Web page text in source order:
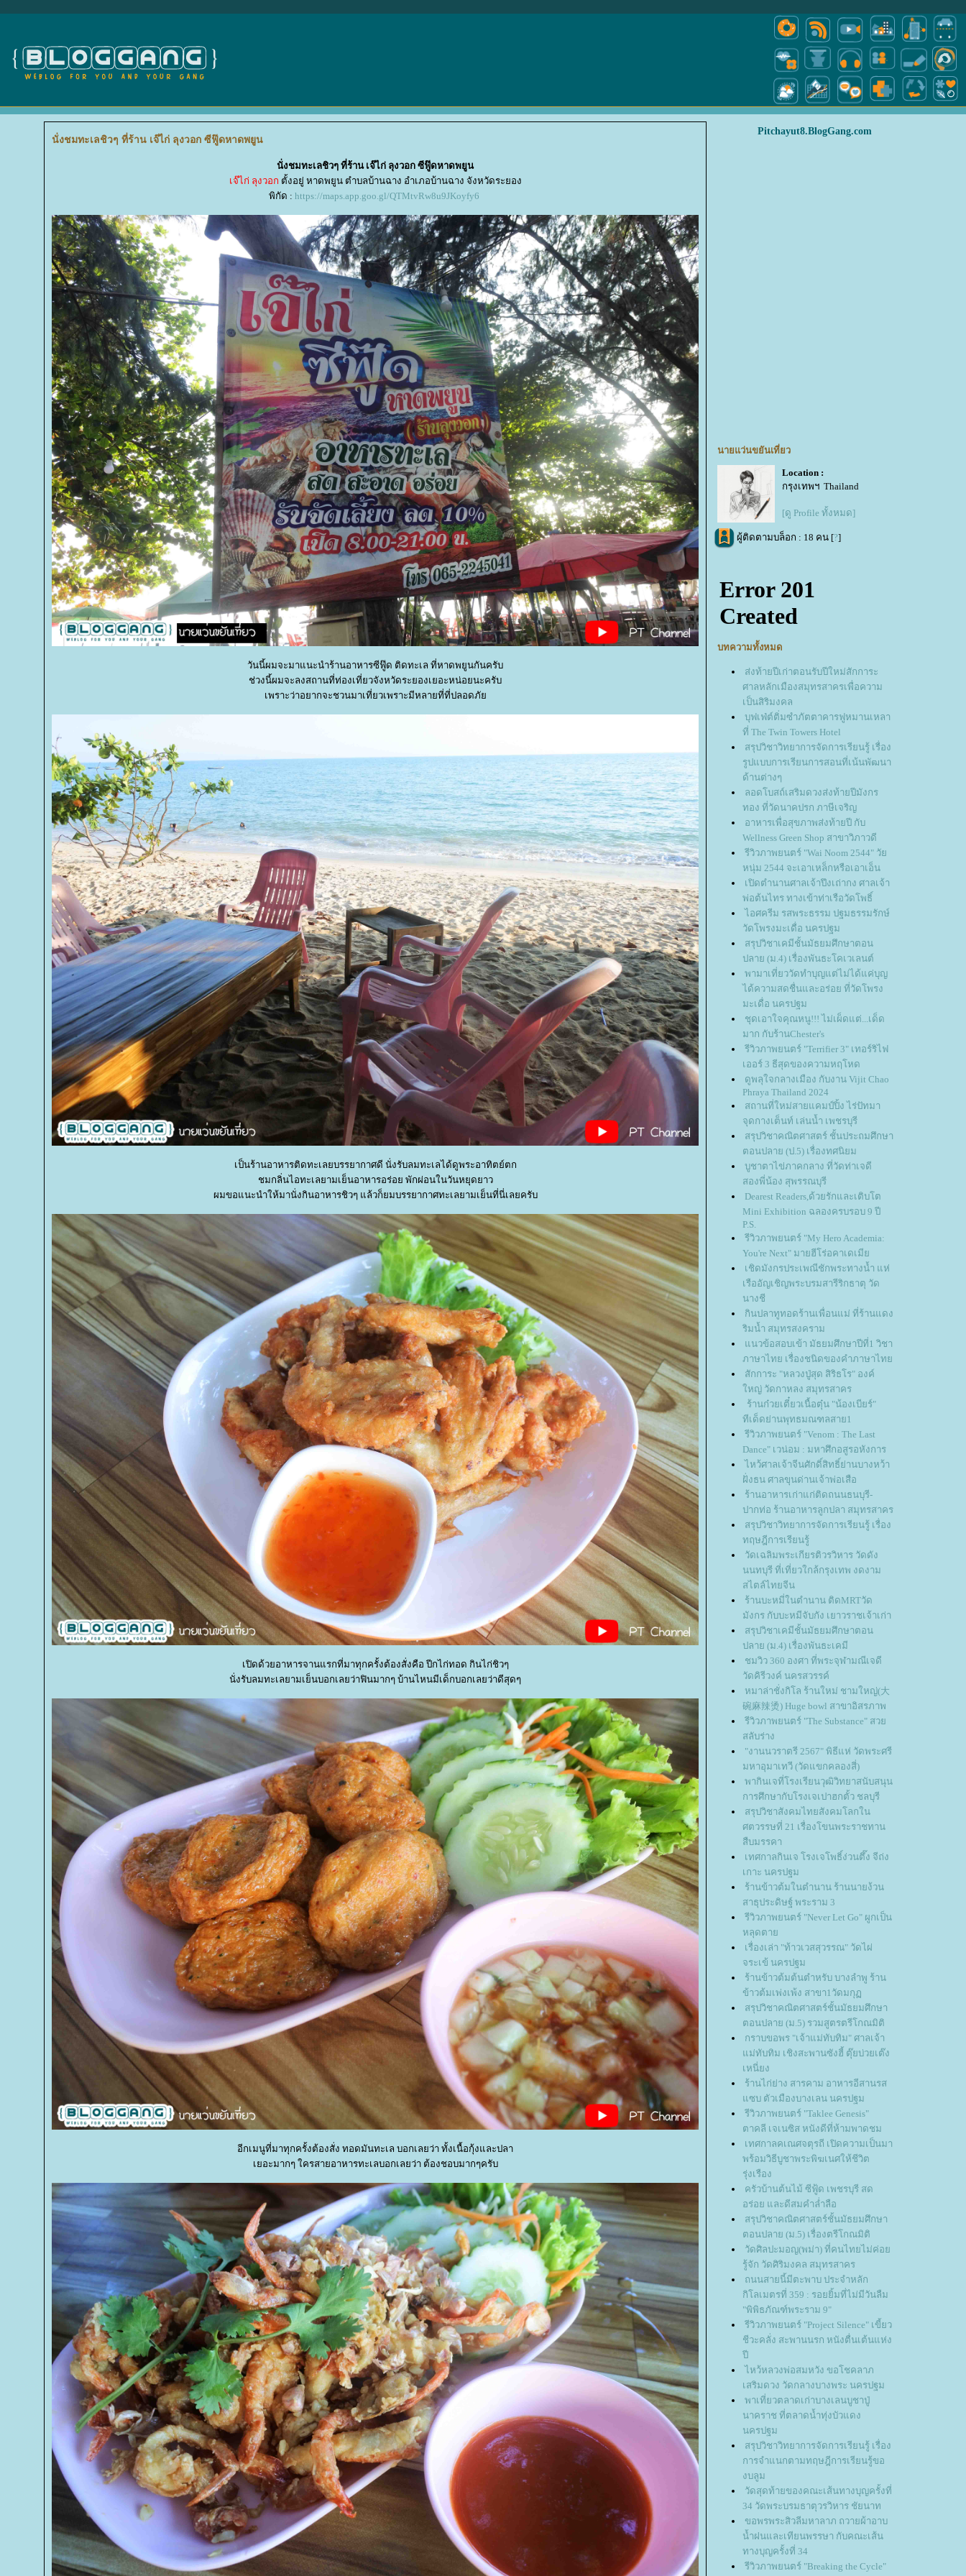
นั่งชมทะเลชิวๆ ที่ร้าน เจ๊ไก่ ลุงวอก ซีฟู๊ดหาดพยูน
นั่งชมทะเลชิวๆ ที่ร้าน เจ๊ไก่ ลุงวอก ซีฟู๊ดหาดพยูน
เจ๊ไก่ ลุงวอก ตั้งอยู่ หาดพยูน ตำบลบ้านฉาง อำเภอบ้านฉาง จังหวัดระยอง
พิกัด : https://maps.app.goo.gl/QTMtvRw8u9JKoyfy6
วันนี้ผมจะมาแนะนำร้านอาหารซีฟู๊ด ติดทะเล ที่หาดพยูนกันครับ
ช่วงนี้ผมจะลงสถานที่ท่องเที่ยวจังหวัดระยองเยอะหน่อยนะครับ
เพราะว่าอยากจะชวนมาเที่ยวเพราะมีหลายที่ที่ปลอดภั
เป็นร้านอาหารติดทะเลยบรรยากาศดี นั่งรับลมทะเลได้ดูพระอาทิตย์ตก
ชมกลิ่นไอทะเลยามเย็นอาหารอร่อย พักผ่อนในวันหยุดยาว
ผมขอแนะนำให้มานั่งกินอาหารชิวๆ แล้วก็ยมบรรยากาศทะเลยามเย็นที่นี่เลยครับ
เปิดด้วยอาหารจานแรกที่มาทุกครั้งต้องสั่งคือ ปีกไก่ทอด กินไก่ชิวๆ
นั่งรับลมทะเลยามเย็นบอกเลยว่าฟินมากๆ บ้านไหนมีเด็กบอกเลยว่าดีสุดๆ
อีกเมนูที่มาทุกครั้งต้องสั่ง ทอดมันทะเล บอกเลยว่า ทั้งเนื้อกุ้งและปลา
เยอะมากๆ ใครสายอาหารทะเลบอกเลยว่า ต้องชอบมากๆครับ
Pitchayut8.BlogGang.com
นายแว่นขยันเที่ยว
Location :
กรุงเทพฯ Thailand
[ดู Profile ทั้งหมด]
ผู้ติดตามบล็อก : 18 คน [?]
บทความทั้งหมด
ส่งท้ายปีเก่าตอนรับปีใหม่สักการะ
ศาลหลักเมืองสมุทรสาครเพื่อความ
เป็นสิริมงคล
บุฟเฟ่ต์ติ่มซำภัตตาคารฟูหมานเหลา
ที่ The Twin Towers Hotel
สรุปวิชาวิทยาการจัดการเรียนรู้ เรื่อง
รูปแบบการเรียนการสอนที่เน้นพัฒนา
ด้านต่างๆ
ลอดโบสถ์เสริมดวงส่งท้ายปีมังกร
ทอง ที่วัดนาคปรก ภาษีเจริญ
อาหารเพื่อสุขภาพส่งท้ายปี กับ
Wellness Green Shop สาขาวิภาวดี
รีวิวภาพยนตร์ "Wai Noom 2544" วั
หนุ่ม 2544 จะเอาเหล็กหรือเอาเอ็น
เปิดตำนานศาลเจ้าปึงเถ่ากง ศาลเจ้า
พ่อต้นไทร ทางเข้าท่าเรือวัดโพธิ์
ไอศครีม รสพระธรรม ปฐมธรรมรักษ์
วัดโพรงมะเดื่อ นครปฐม
สรุปวิชาเคมีชั้นมัธยมศึกษาตอน
ปลาย (ม.4) เรื่องพันธะโคเวเลนต์
พามาเที่ยววัดทำบุญแต่ไม่ได้แค่บุญ
ได้ความสดชื่นและอร่อย ที่วัดโพรง
มะเดื่อ นครปฐม
ชุดเอาใจคุณหนู!!! ไม่เผ็ดแต่...เด็ด
มาก กับร้านChester's
รีวิวภาพยนตร์ "Terrifier 3" เทอร์ริไฟ
เออร์ 3 ธีสุดของความหฤโหด
ดูพลุใจกลางเมือง กับงาน Vijit Chao
Phraya Thailand 2024
สถานที่ใหม่สายแคมป์ปิ้ง ไร่ปัทมา
จุดกางเต็นท์ เล่นน้ำ เพชรบุรี
สรุปวิชาคณิตศาสตร์ ชั้นประถมศึกษา
ตอนปลาย (ป.5) เรื่องทศนิยม
บูชาตาไข่ภาคกลาง ที่วัดท่าเจดี
สองพี่น้อง สุพรรณบุรี
Dearest Readers,ด้วยรักและเติบโต
Mini Exhibition ฉลองครบรอบ 9 ปี
P.S.
รีวิวภาพยนตร์ "My Hero Academia:
You're Next" มายฮีโร่อคาเดเมี
เชิดมังกรประเพณีชักพระทางน้ำ แห่
เรืออัญเชิญพระบรมสารีริกธาตุ วัด
นางชี
กินปลาทูทอดร้านเพื่อนแม่ ที่ร้านแดง
ริมน้ำ สมุทรสงคราม
นวข้อสอบเข้า มัธยมศึกษาปีที่1 วิชา
ภาษาไทย เรื่องชนิดของคำภาษาไท
สักการะ "หลวงปู่สุด สิริธโร" องค์
หญ่ วัดกาหลง สมุทรสาคร
ร้านก๋วยเตี๋ยวเนื้อตุ๋น "น้องเบียร์"
ทีเด็ดย่านพุทธมณฑลสาย1
รีวิวภาพยนตร์ "Venom : The Last
Dance" เวน่อม : มหาศึกอสูรอหังการ
ไหว้ศาลเจ้าจีนศักดิ์สิทธิ์ย่านบางหว้า
ฝั่งธน ศาลขุนด่านเจ้าพ่อเสือ
ร้านอาหารเก่าแก่ติดถนนธนบุรี-
ปากท่อ ร้านอาหารลูกปลา สมุทรสาคร
สรุปวิชาวิทยาการจัดการเรียนรู้ เรื่อง
ทฤษฎีการเรียนรู้
วัดเฉลิมพระเกียรติวรวิหาร วัดดัง
นนทบุรี ที่เที่ยวใกล้กรุงเทพ งดงาม
สไตล์ไทยจีน
ร้านบะหมี่ในตำนาน ติดMRTวัด
มังกร กับบะหมีจับกัง เยาวราชเจ้าเก่า
สรุปวิชาเคมีชั้นมัธยมศึกษาตอน
ปลาย (ม.4) เรื่องพันธะเคมี
ชมวิว 360 องศา ที่พระจุฬามณีเจดี
วัดคิรีวงค์ นครสวรรค์
หมาล่าชั่งกิโล ร้านใหม่ ชามใหญ่(大
碗麻辣烫) Huge bowl สาขาอิสรภาพ
รีวิวภาพยนตร์ "The Substance" สว
สลับร่าง
"งานนวราตรี 2567" พิธีแห่ วัดพระศรี
มหาอุมาเทวี (วัดแขกคลองสี่)
พากินเจที่โรงเรียนวุฒิวิทยาสนับสนุน
การศึกษากับโรงเจเปาฮกตั้ว ชลบุรี
สรุปวิชาสังคมไทยสังคมโลกใน
ศตวรรษที่ 21 เรื่องโขนพระราชทาน
สืบมรรคา
เทศกาลกินเจ โรงเจโพธิ์ง่วนตึ๊ง จีถ่ง
เกาะ นครปฐม
ร้านข้าวต้มในตำนาน ร้านนายง้วน
สาธุประดิษฐ์ พระราม 3
รีวิวภาพยนตร์ "Never Let Go" ผูกเป็น
หลุดตา
เรื่องเล่า "ท้าวเวสสุวรรณ" วัดไผ่
จระเข้ นครปฐม
ร้านข้าวต้มต้นตำหรับ บางลำพู ร้าน
ข้าวต้มเพ่งเพ้ง สาขา1วัดมกุ
สรุปวิชาคณิตศาสตร์ชั้นมัธยมศึกษา
ตอนปลาย (ม.5) รวมสูตรตรีโกณมิติ
กราบขอพร "เจ้าแม่ทับทิม" ศาลเจ้า
ม่ทับทิม เชิงสะพาน​ซังฮี้ ตุ๊ยบ่วยเต๊ง
เหนี่ยง
ร้านไก่ย่าง สารคาม อาหารอีสานรส
ซบ ตัวเมืองบางเลน นครปฐม
รีวิวภาพยนตร์ "Taklee Genesis"
ตาคลี เจเนซิส หนังดีที่ห้ามพาดชม
เทศกาลคเณศจตุรถี เปิดความเป็นมา
พร้อมวิธีบูชาพระพิฆเนศให้ชีวิต
รุ่งเรือง
ครัวบ้านต้นไม้ ซีฟู้ด เพชรบุรี สด
อร่อย และดีสมคำล่ำลือ
สรุปวิชาคณิตศาสตร์ชั้นมัธยมศึกษา
ตอนปลาย (ม.5) เรื่องตรีโกณมิติ
วัดศิลปะมอญ(พม่า) ที่คนไทยไม่ค่อ
รู้จัก วัดศิริมงคล สมุทรสาคร
ถนนสายนี้มีตะพาบ ประจำหลัก
กิโลเมตรที่ 359 : รอยยิ้มที่ไม่มีวันลืม
"พิพิธภัณฑ์พระราม 9"
รีวิวภาพยนตร์ "Project Silence" เขี้ยว
ชีวะคลั่ง สะพานนรก หนังตื่นเต้นแห่ง
ปี
ไหว้หลวงพ่อสมหวัง ขอโชคลาภ
เสริมดวง วัดกลางบางพระ นครปฐม
พาเที่ยวตลาดเก่าบางเลนบูชาปู่
นาคราช ที่ตลาดน้ำทุ่งบัวแดง
นครปฐม
สรุปวิชาวิทยาการจัดการเรียนรู้ เรื่อง
การจำแนกตามทฤษฎีการเรียนรู้ขอ
งบลูม
วัดสุดท้ายของคณะเส้นทางบุญครั้งที่
34 วัดพระบรมธาตุวรวิหาร ชัยนาท
ขอพรพระสิวลีมหาลาภ ถวายผ้าอาบ
น้ำฝนและเทียนพรรษา กับคณะเส้น
ทางบุญครั้งที่ 34
รีวิวภาพยนตร์ "Breaking the Cycle"